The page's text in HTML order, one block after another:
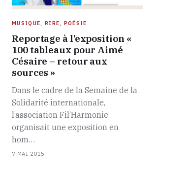
MUSIQUE, RIRE, POÉSIE
Reportage à l’exposition «
100 tableaux pour Aimé
Césaire – retour aux
sources »
Dans le cadre de la Semaine de la
Solidarité internationale,
l’association Fil’Harmonie
organisait une exposition en
hom…
7 MAI 2015